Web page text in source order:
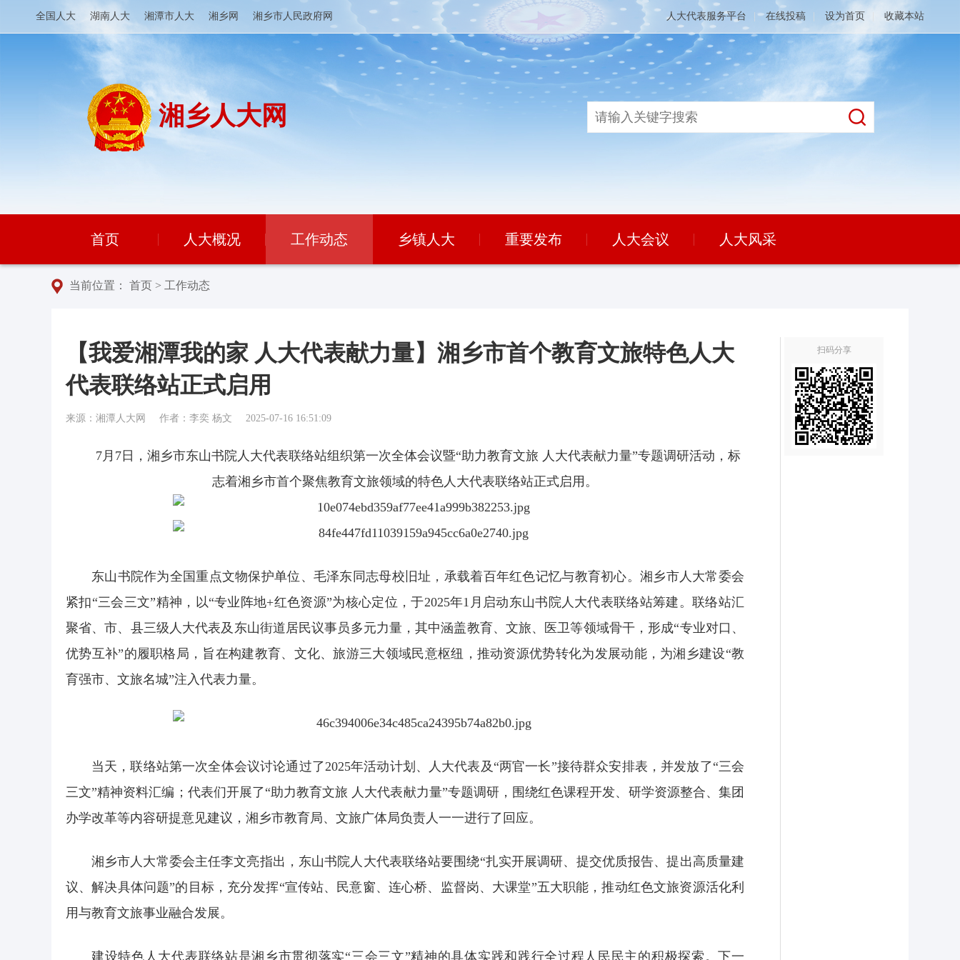
全国人大 湖南人大 湘潭市人大 湘乡网 湘乡市人民政府网 人大代表服务平台 | 在线投稿 设为首页 收藏本站
湘乡人大网
首页 人大概况 工作动态 乡镇人大 重要发布 人大会议 人大风采
当前位置： 首页 > 工作动态
【我爱湘潭我的家 人大代表献力量】湘乡市首个教育文旅特色人大
代表联络站正式启用
来源：湘潭人大网 作者：李奕 杨文 2025-07-16 16:51:09
7月7日，湘乡市东山书院人大代表联络站组织第一次全体会议暨“助力教育文旅 人大代表献力量”专题调研活动，标
志着湘乡市首个聚焦教育文旅领域的特色人大代表联络站正式启用。
东山书院作为全国重点文物保护单位、毛泽东同志母校旧址，承载着百年红色记忆与教育初心。湘乡市人大常委会
紧扣“三会三文”精神，以“专业阵地+红色资源”为核心定位，于2025年1月启动东山书院人大代表联络站筹建。联络站汇
聚省、市、县三级人大代表及东山街道居民议事员多元力量，其中涵盖教育、文旅、医卫等领域骨干，形成“专业对口、
优势互补”的履职格局，旨在构建教育、文化、旅游三大领域民意枢纽，推动资源优势转化为发展动能，为湘乡建设“教
育强市、文旅名城”注入代表力量。
当天，联络站第一次全体会议讨论通过了2025年活动计划、人大代表及“两官一长”接待群众安排表，并发放了“三会
三文”精神资料汇编；代表们开展了“助力教育文旅 人大代表献力量”专题调研，围绕红色课程开发、研学资源整合、集团
办学改革等内容研提意见建议，湘乡市教育局、文旅广体局负责人一一进行了回应。
湘乡市人大常委会主任李文亮指出，东山书院人大代表联络站要围绕“扎实开展调研、提交优质报告、提出高质量建
议、解决具体问题”的目标，充分发挥“宣传站、民意窗、连心桥、监督岗、大课堂”五大职能，推动红色文旅资源活化利
用与教育文旅事业融合发展。
建设特色人大代表联络站是湘乡市贯彻落实“三会三文”精神的具体实践和践行全过程人民民主的积极探索。下一
扫码分享